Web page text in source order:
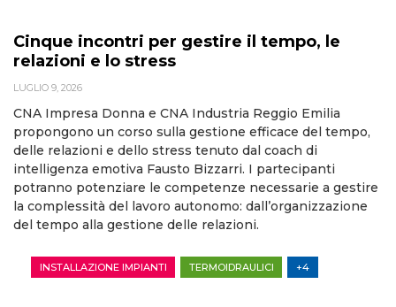
Cinque incontri per gestire il tempo, le
relazioni e lo stress
LUGLIO 9, 2026
CNA Impresa Donna e CNA Industria Reggio Emilia
propongono un corso sulla gestione efficace del tempo,
delle relazioni e dello stress tenuto dal coach di
intelligenza emotiva Fausto Bizzarri. I partecipanti
potranno potenziare le competenze necessarie a gestire
la complessità del lavoro autonomo: dall’organizzazione
del tempo alla gestione delle relazioni.
INSTALLAZIONE IMPIANTI TERMOIDRAULICI +4